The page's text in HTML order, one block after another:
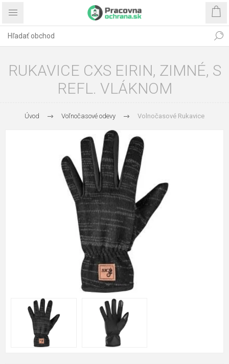
RUKAVICE CXS EIRIN, ZIMNÉ, S
REFL. VLÁKNOM
Úvod Voľnočasové odevy Volnočasové Rukavice